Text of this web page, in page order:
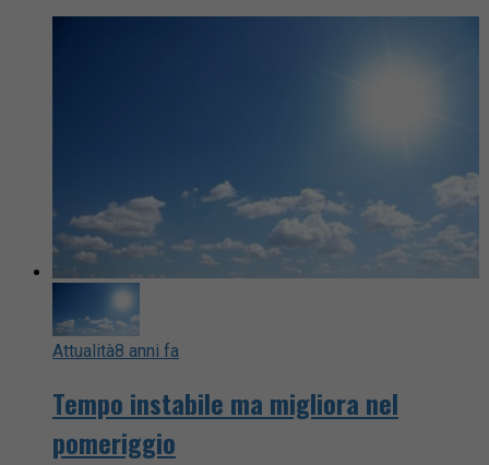
Attualità8 anni fa
Tempo instabile ma migliora nel
pomeriggio